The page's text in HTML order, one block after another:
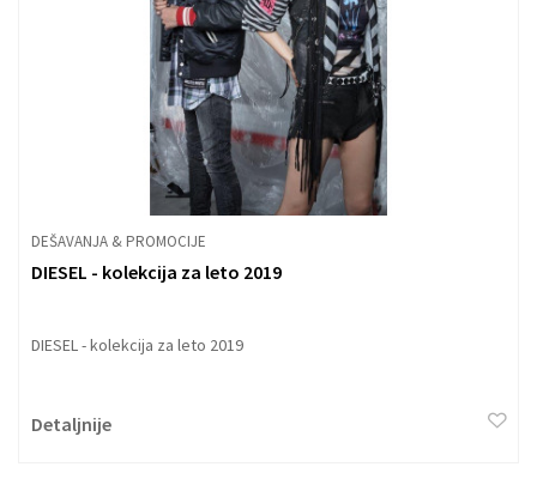
DEŠAVANJA & PROMOCIJE
DIESEL - kolekcija za leto 2019
DIESEL - kolekcija za leto 2019
Detaljnije